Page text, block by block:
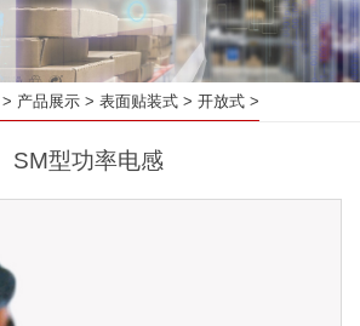
> 产品展示 > 表面贴装式 > 开放式 >
SM型功率电感